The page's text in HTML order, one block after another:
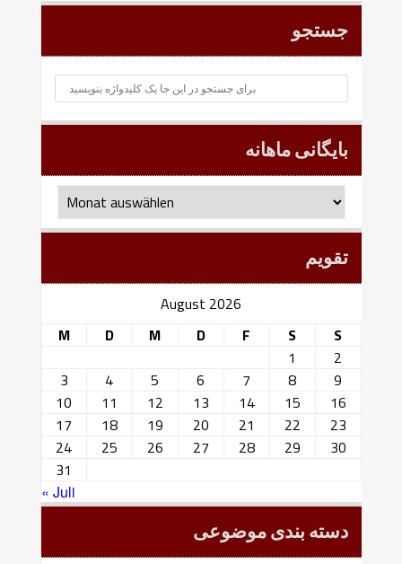
جستجو
بایگانی ماهانه
بایگانی
ماهانه
تقویم
August 2026
M
D M D F S
S
1
2
3
4 5 6 7 8
9
10
11 12 13 14 15
16
17
18 19 20 21 22
23
24
25 26 27 28 29
30
31
« Juli
دسته بندی موضوعی